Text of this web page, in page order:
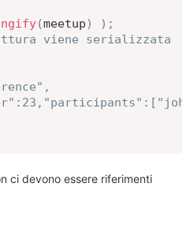
(meetup) ) ;
viene serializzata
ci devono essere riferimenti